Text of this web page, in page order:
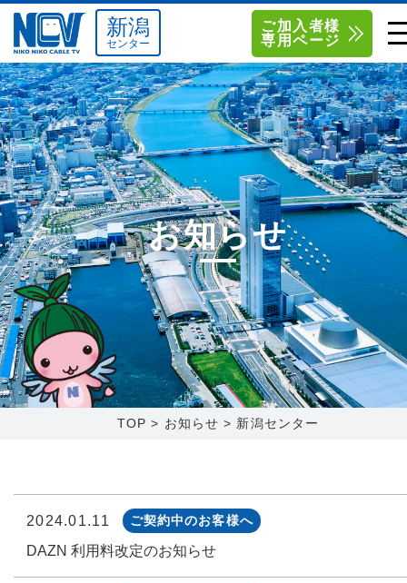
南東北センター（米沢） 0238-24-2525
南東北センター（福島） 0120-173-577
函館センター 0138-34-2525
新潟センター 025-210-1200
単品サービス
単品料金
お得なセットプラン
料金シミュレーション
サポート
Q&A
センター情報
お問い合わせ
南東北センター(米沢)
〒992-0044
山形県米沢市春日四丁目2-75
0238-24-2525
営業時間 9:00～18:00
南東北センター(福島)
〒960-8252
福島県福島市御山字一本松17-1-
1
0120-173-577
営業時間 9:15～18:00
新潟
センター
ご加入者様
専用ページ
お知らせ
TOP > お知らせ > 新潟センター
2024.01.11 ご契約中のお客様へ
DAZN 利用料改定のお知らせ